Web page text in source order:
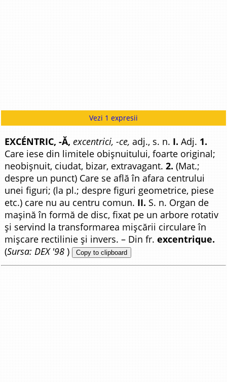
Vezi 1 expresii
EXCÉNTRIC, -Ă, excentrici, -ce, adj., s. n. I. Adj. 1.
Care iese din limitele obișnuitului, foarte original;
neobișnuit, ciudat, bizar, extravagant.2. (Mat.;
despre un punct) Care se află în afara centrului
unei figuri; (la pl.; despre figuri geometrice, piese
etc.) care nu au centru comun. II. S. n. Organ de
mașină în formă de disc, fixat pe un arbore rotativ
și servind la transformarea mișcării circulare în
mișcare rectilinie și invers. – Din fr.excentrique.
(Sursa: DEX '98 ) Copy to clipboard